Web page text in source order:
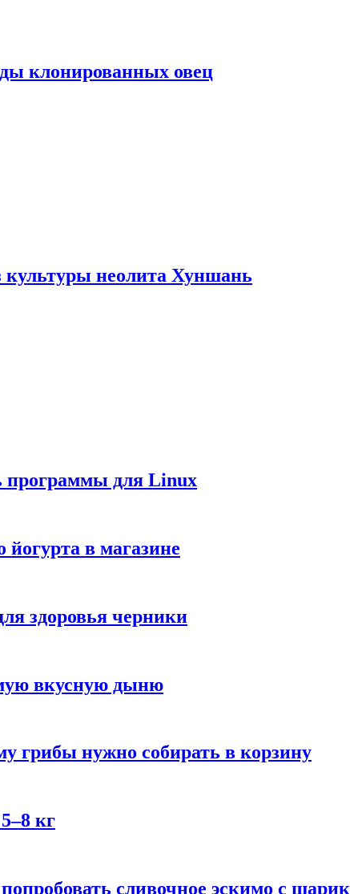
клонированных овец
неолита Хуншань
программы для Linux
йогурта в магазине
здоровья черники
вкусную дыню
грибы нужно собирать в корзину
кг
сливочное эскимо с